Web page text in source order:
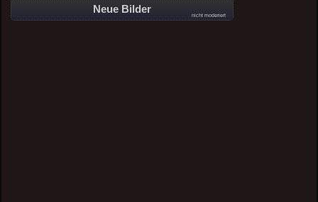
Neue Bilder
nicht moderiert